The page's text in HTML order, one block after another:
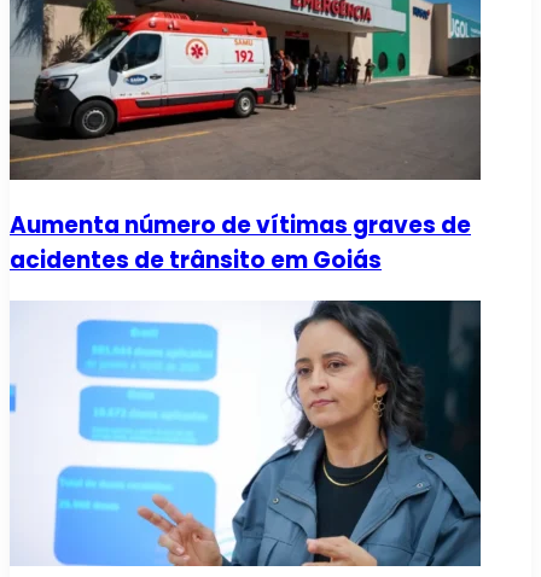
Aumenta número de vítimas graves de
acidentes de trânsito em Goiás